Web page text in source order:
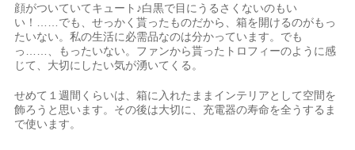
顔がついていてキュート♪白黒で目にうるさくないのもい
い！……でも、せっかく貰ったものだから、箱を開けるのがもっ
たいない。私の生活に必需品なのは分かっています。でも
っ……、もったいない。ファンから貰ったトロフィーのように感
じて、大切にしたい気が湧いてくる。
せめて１週間くらいは、箱に入れたままインテリアとして空間を
飾ろうと思います。その後は大切に、充電器の寿命を全うするま
で使います。